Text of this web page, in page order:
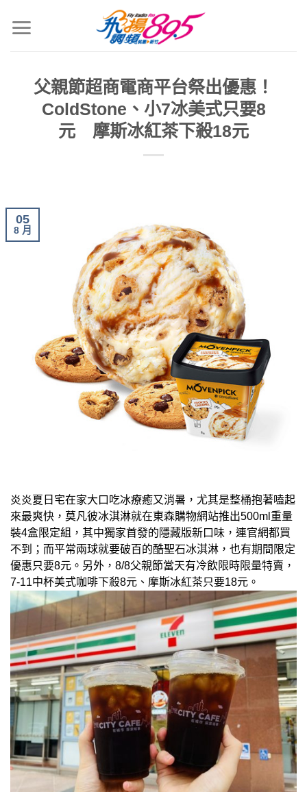
父親節超商電商平台祭出優惠！
ColdStone、小7冰美式只要8
元 摩斯冰紅茶下殺18元
05
8 月
炎炎夏日宅在家大口吃冰療癒又消暑，尤其是整桶抱著嗑起
來最爽快，莫凡彼冰淇淋就在東森購物網站推出500ml重量
裝4盒限定組，其中獨家首發的隱藏版新口味，連官網都買
不到；而平常兩球就要破百的酷聖石冰淇淋，也有期間限定
優惠只要8元。另外，8/8父親節當天有冷飲限時限量特賣，
7-11中杯美式咖啡下殺8元、摩斯冰紅茶只要18元。